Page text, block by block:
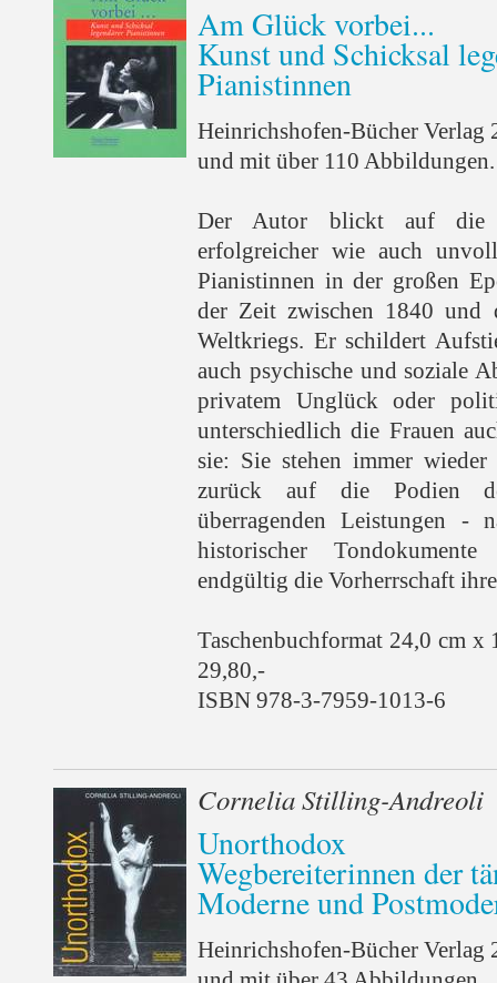
Am Glück vorbei...
Kunst und Schicksal
Pianistinnen
Heinrichshofen-Bücher Verlag
und mit über 110 Abbildungen.
Der Autor blickt auf die
erfolgreicher wie auch
Pianistinnen in der großen
der Zeit zwischen 1840 und
Weltkriegs. Er schildert
auch psychische und soziale
privatem Unglück oder
unterschiedlich die Frauen
sie: Sie stehen immer
zurück auf die Podien
überragenden Leistungen -
historischer
endgültig die Vorherrschaft
Taschenbuchformat 24,0 cm
29,80,-
ISBN 978-3-7959-1013-6
Cornelia Stilling-Andreoli
Unorthodox
Wegbereiterinnen der
Moderne und
Heinrichshofen-Bücher Verlag